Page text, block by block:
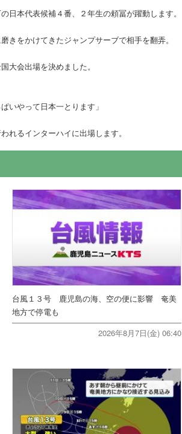
日本代表候補４番、２年生の頼冨が躍動します。
きをかけてきたジャンプサーブで相手を翻弄。
大会出場を決めました。
いやって日本一とります」
れるインターハイに出場します。
台風１３号 鹿児島の海、空の便に影響 奄美
地方で停電も
2026年8月7日(金) 06:40